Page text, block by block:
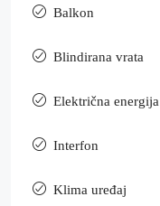
Balkon
Blindirana vrata
Električna energija
Interfon
Klima uređaj